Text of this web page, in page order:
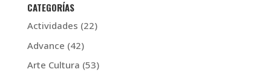
CATEGORÍAS
Actividades (22)
Advance (42)
Arte Cultura (53)